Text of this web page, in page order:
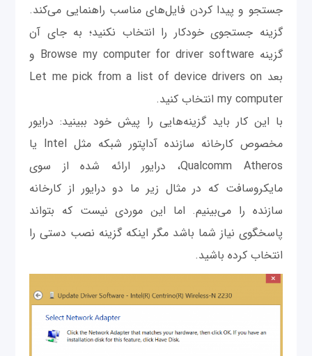
جستجو و پیدا کردن فایل‌های مناسب راهنمایی می‌کند.
گزینه جستجوی خودکار را انتخاب نکنید؛ به جای آن
گزینه Browse my computer for driver software و
بعد Let me pick from a list of device drivers on
my computer انتخاب کنید.
با این کار باید گزینه‌هایی را پیش خود ببینید: درایور
مخصوص کارخانه سازنده آداپتور شبکه مثل Intel یا
Qualcomm Atheros، درایور ارائه شده از سوی
مایکروسافت که در مثال زیر ما دو درایور از کارخانه
سازنده را می‌بینیم. اما این موردی نیست که بتواند
پاسخگوی نیاز شما باشد مگر اینکه گزینه نصب دستی را
انتخاب کرده باشید.